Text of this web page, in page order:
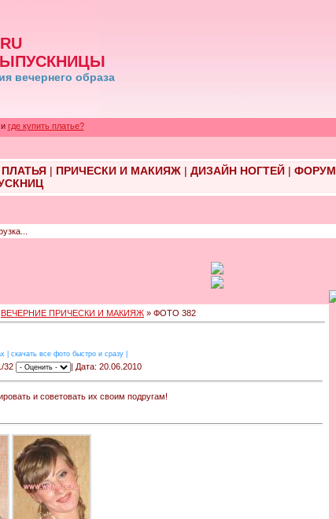
вечернего образа
где купить платье?
| ПРИЧЕСКИ И МАКИЯЖ| ДИЗАЙН НОГТЕЙ| ФОРУМ
ВЕЧЕРНИЕ ПРИЧЕСКИ И МАКИЯЖ » ФОТО 382
скачать все фото быстро и сразу
32 | Дата: 20.06.2010
и советовать их своим подругам!